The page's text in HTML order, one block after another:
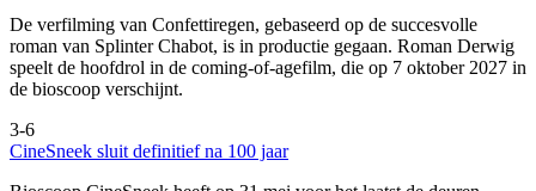
De verfilming van Confettiregen, gebaseerd op de succesvolle
roman van Splinter Chabot, is in productie gegaan. Roman Derwig
speelt de hoofdrol in de coming-of-agefilm, die op 7 oktober 2027 in
de bioscoop verschijnt.
3-6
CineSneek sluit definitief na 100 jaar